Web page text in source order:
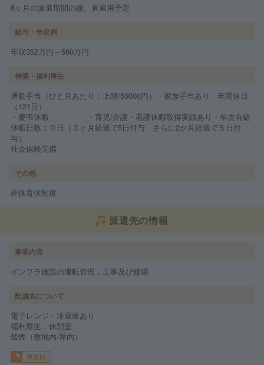
6ヶ月の派遣期間の後、直雇用予定
給与・年収例
年収352万円～560万円
待遇・福利厚生
通勤手当（ひと月あたり：上限/50000円）・家族手当あり・年間休日
（121日）
・慶弔休暇 ・育児/介護・看護休暇取得実績あり・年次有給
休暇日数１０日（３ヶ月経過で5日付与、さらに2か月経過で５日付
与）
社会保険完備
その他
産休育休制度
派遣先の情報
事業内容
インフラ施設の運転管理，工事及び修繕
配属先について
電子レンジ・冷蔵庫あり
福利厚生：休憩室
禁煙（敷地内/屋内）
男女比